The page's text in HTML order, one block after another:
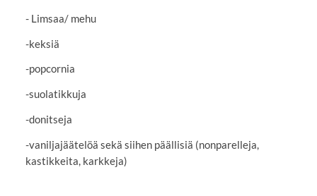
- Limsaa/ mehu
-keksiä
-popcornia
-suolatikkuja
-donitseja
-vaniljajäätelöä sekä siihen päällisiä (nonparelleja,
kastikkeita, karkkeja)